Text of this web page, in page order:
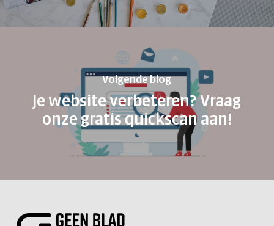
Volgende blog
Je website verbeteren? Vraag
onze gratis quickscan aan!